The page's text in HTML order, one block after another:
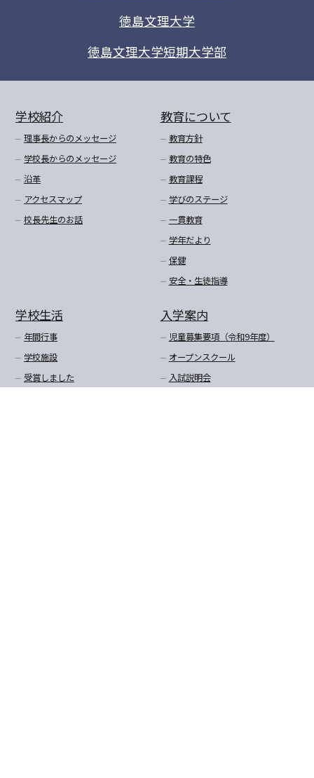
徳島文理大学
徳島文理大学短期大学部
学校紹介
理事長からのメッセージ
学校長からのメッセージ
沿革
アクセスマップ
校長先生のお話
教育について
教育方針
教育の特色
教育課程
学びのステージ
一貫教育
学年だより
保健
安全・生徒指導
学校生活
年間行事
学校施設
受賞しました
入学案内
児童募集要項（令和9年度）
オープンスクール
入試説明会